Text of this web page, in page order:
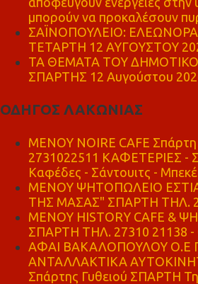
μπορούν να προκαλέσουν
ΣΑΪΝΟΠΟΥΛΕΙΟ:
ΤΕΤΑΡΤΗ 12 ΑΥΓΟΥΣΤΟΥ
ΤΑ ΘΕΜΑΤΑ ΤΟΥ
ΣΠΑΡΤΗΣ 12 Αυγούστου
ΟΔΗΓΟΣ ΛΑΚΩΝΙΑΣ
MENOY NOIRE CAFE
2731022511 ΚΑΦΕΤΕΡΙΕΣ
Καφέδες - Σάντουιτς -
ΜΕΝΟΥ ΨΗΤΟΠΩΛΕΙΟ
ΤΗΣ ΜΑΣΑΣ" ΣΠΑΡΤΗ ΤΗΛ.
ΜΕΝΟΥ HISTORY CAFE &
ΣΠΑΡΤΗ ΤΗΛ. 27310 21138 -
ΑΦΑΙ ΒΑΚΑΛΟΠΟΥΛΟΥ Ο.Ε
ΑΝΤΑΛΛΑΚΤΙΚΑ
Σπάρτης Γυθειού ΣΠΑΡΤΗ